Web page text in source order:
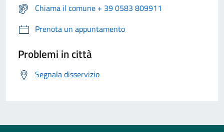
Chiama il comune + 39 0583 809911
Prenota un appuntamento
Problemi in città
Segnala disservizio